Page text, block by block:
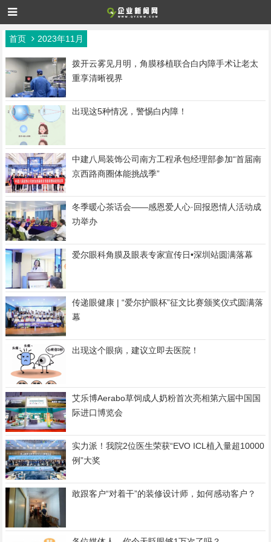
首页 2023年11月
拨开云雾见月明，角膜移植联合白内障手术让老太
重享清晰视界
出现这5种情况，警惕白内障！
中建八局装饰公司南方工程承包经理部参加“首届南
京西路商圈体能挑战季”
冬季暖心茶话会——感恩爱人心·回报恩情人活动成
功举办
爱尔眼科角膜及眼表专家宣传日•深圳站圆满落幕
传递眼健康 | “爱尔护眼杯”征文比赛颁奖仪式圆满落
幕
出现这个眼病，建议立即去医院！
艾乐博Aerabo草饲成人奶粉首次亮相第六届中国国
际进口博览会
实力派！我院2位医生荣获“EVO ICL植入量超10000
例”大奖
敢跟客户“对着干”的装修设计师，如何感动客户？